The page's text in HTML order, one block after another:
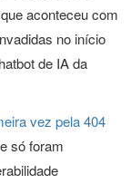
aconteceu com
no início
de IA da
vez pela 404
só foram